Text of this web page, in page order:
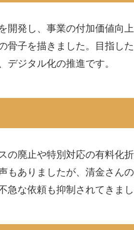
開発し、事業の付加価値向
骨子を描きました。目指し
デジタル化の推進です。
の廃止や特別対応の有料化
もありましたが、清金さん
急な依頼も抑制されてきまし